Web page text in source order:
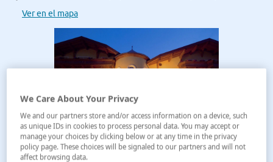
Ver en el mapa
We Care About Your Privacy
We and our partners store and/or access information on a device, such
as unique IDs in cookies to process personal data. You may accept or
manage your choices by clicking below or at any time in the privacy
policy page. These choices will be signaled to our partners and will not
affect browsing data.